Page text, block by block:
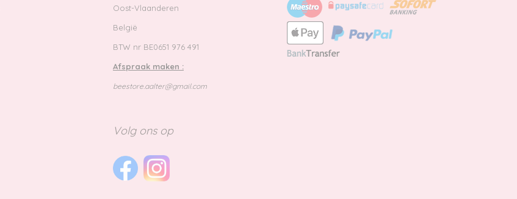
Oost-Vlaanderen
België
BTW nr BE0651 976 491
Afspraak maken :
beestore.aalter@gmail.com
Volg ons op